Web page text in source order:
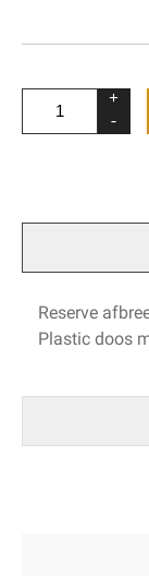
+
-
Reserve
Plastic doos